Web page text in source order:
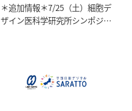
＊追加情報＊7/25（土）細胞デ
ザイン医科学研究所シンポジウ